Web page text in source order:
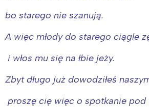
bo starego nie szanują.
A więc młody do starego ciągle
i włos mu się na łbie jeży.
Zbyt długo już dowodziłeś
proszę cię więc o spotkanie pod